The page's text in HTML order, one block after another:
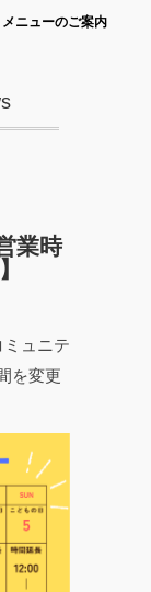
メニューのご案内
業時
ュニテ
を変更